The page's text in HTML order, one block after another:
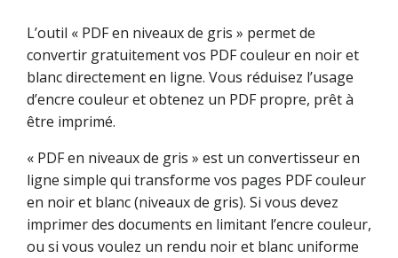
L’outil « PDF en niveaux de gris » permet de
convertir gratuitement vos PDF couleur en noir et
blanc directement en ligne. Vous réduisez l’usage
d’encre couleur et obtenez un PDF propre, prêt à
être imprimé.
« PDF en niveaux de gris » est un convertisseur en
ligne simple qui transforme vos pages PDF couleur
en noir et blanc (niveaux de gris). Si vous devez
imprimer des documents en limitant l’encre couleur,
ou si vous voulez un rendu noir et blanc uniforme